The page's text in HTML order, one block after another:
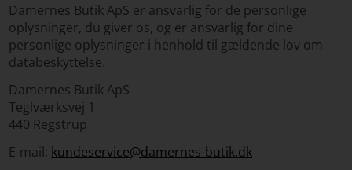
Damernes Butik ApS er ansvarlig for de personlige
oplysninger, du giver os, og er ansvarlig for dine
personlige oplysninger i henhold til gældende lov om
databeskyttelse.
Damernes Butik ApS
Teglværksvej 1
440 Regstrup
E-mail: kundeservice@damernes-butik.dk